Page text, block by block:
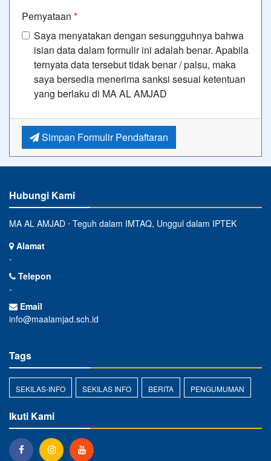
Pernyataan *
Saya menyatakan dengan sesungguhnya bahwa
isian data dalam formulir ini adalah benar. Apabila
ternyata data tersebut tidak benar / palsu, maka
saya bersedia menerima sanksi sesuai ketentuan
yang berlaku di MA AL AMJAD
Simpan Formulir Pendaftaran
Hubungi Kami
MA AL AMJAD ⋅ Teguh dalam IMTAQ, Unggul dalam IPTEK
Alamat
-
Telepon
-
Email
info@maalamjad.sch.id
Tags
SEKILAS-INFO SEKILAS INFO BERITA PENGUMUMAN
Ikuti Kami